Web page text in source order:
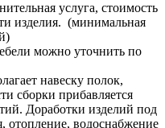
услуга, стоимость
изделия. (минимальная
можно уточнить по
навеску полок,
сборки прибавляется
Доработки изделий под
отопление, водоснабжение